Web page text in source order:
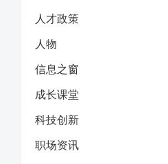
人才政策
人物
信息之窗
成长课堂
科技创新
职场资讯